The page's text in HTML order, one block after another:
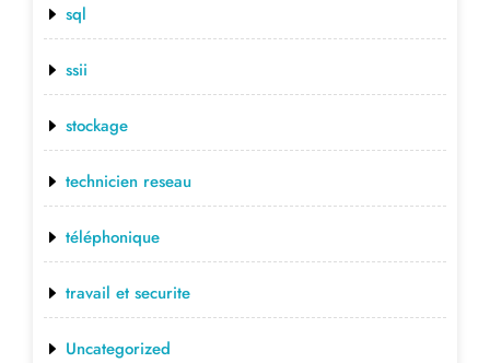
sql
ssii
stockage
technicien reseau
téléphonique
travail et securite
Uncategorized